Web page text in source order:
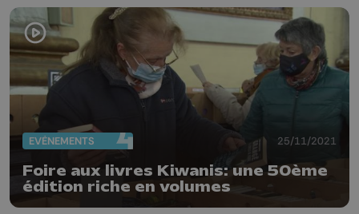
EVÈNEMENTS 25/11/2021
Foire aux livres Kiwanis: une 50ème
édition riche en volumes